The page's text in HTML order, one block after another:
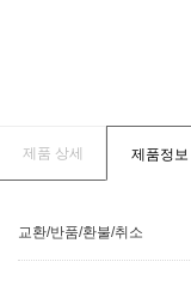
제품 상세 제품정보
교환/반품/환불/취소